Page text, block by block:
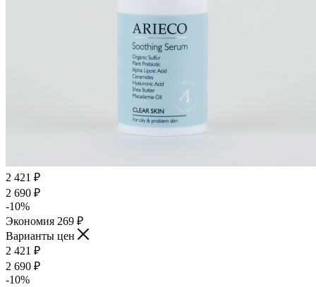
2 421 ₽
2 690 ₽
-10%
Экономия 269 ₽
Варианты цен
2 421 ₽
2 690 ₽
-10%